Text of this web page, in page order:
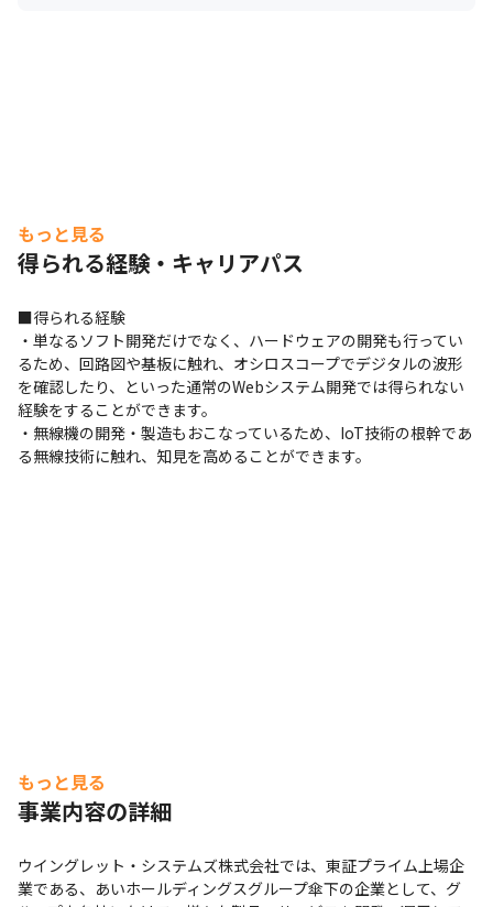
もっと見る
得られる経験・キャリアパス
■得られる経験
・単なるソフト開発だけでなく、ハードウェアの開発も行ってい
るため、回路図や基板に触れ、オシロスコープでデジタルの波形
を確認したり、といった通常のWebシステム開発では得られない
経験をすることができます。
・無線機の開発・製造もおこなっているため、IoT技術の根幹であ
る無線技術に触れ、知見を高めることができます。
もっと見る
事業内容の詳細
ウイングレット・システムズ株式会社では、東証プライム上場企
業である、あいホールディングスグループ傘下の企業として、グ